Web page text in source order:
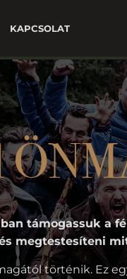
KAPCSOLAT
támogassuk a
megtestesíteni
történik. Ez